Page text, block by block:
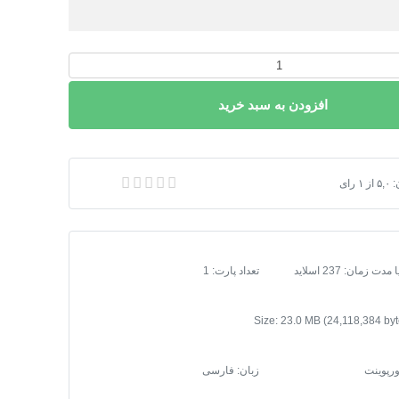
افزودن به سبد خرید
شناسی ۵,۰ از ۱ رای
237 اسلاید تعداد پارت: 1
زبان: فارسی